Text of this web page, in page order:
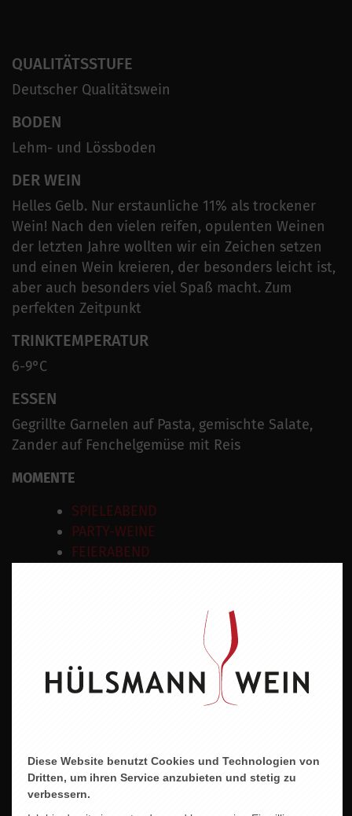
QUALITÄTSSTUFE
Deutscher Qualitätswein
BODEN
Lehm- und Lössboden
DER WEIN
Helles Gelb. Nur erstaunliche 11% als trockener
Wein! Nach den vielen reifen, opulenten Weinen
der letzten Jahre wollten wir ein Zeichen setzen
und einen Wein kreieren, der besonders leicht ist,
aber auch besonders viel Spaß macht. Zum
perfekten Zeitpunkt
TRINKTEMPERATUR
6-9°C
ESSEN
Gegrillte Garnelen auf Pasta, gemischte Salate,
Zander auf Fenchelgemüse mit Reis
MOMENTE
SPIELEABEND
PARTY-WEINE
FEIERABEND
Weisswein
Land
Deutschland
Diese Website benutzt Cookies und Technologien von
Dritten, um ihren Service anzubieten und stetig zu
verbessern.